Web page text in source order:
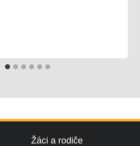
Žáci a rodiče